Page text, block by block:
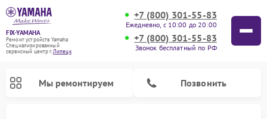
FIX-YAMAHA
Ремонт устройств Yamaha
Специализированный
cервисный центр г.Липецк
+7 (800) 301-55-83
Ежедневно, с 10:00 до 20:00
+7 (800) 301-55-83
Звонок бесплатный по РФ
Мы ремонтируем Позвонить